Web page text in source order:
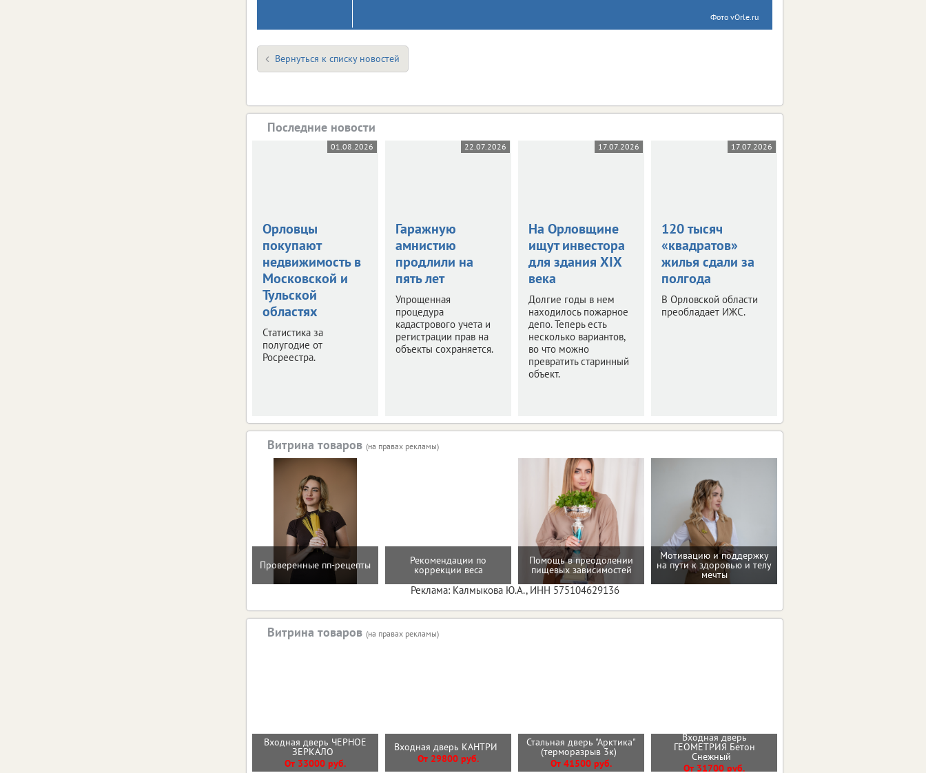
Фото vOrle.ru
Вернуться к списку новостей
Последние новости
01.08.2026
Орловцы
покупают
недвижимость в
Московской и
Тульской
областях
Статистика за
полугодие от
Росреестра.
22.07.2026
Гаражную
амнистию
продлили на
пять лет
Упрощенная
процедура
кадастрового учета и
регистрации прав на
объекты сохраняется.
17.07.2026
На Орловщине
ищут инвестора
для здания XIX
века
Долгие годы в нем
находилось пожарное
депо. Теперь есть
несколько вариантов,
во что можно
превратить старинный
объект.
17.07.2026
120 тысяч
«квадратов»
жилья сдали за
полгода
В Орловской области
преобладает ИЖС.
Витрина товаров (на правах рекламы)
Проверенные пп-рецепты Рекомендации по
коррекции веса
Помощь в преодолении
пищевых зависимостей
Мотивацию и поддержку
на пути к здоровью и телу
мечты
Реклама: Калмыкова Ю.А., ИНН 575104629136
Витрина товаров (на правах рекламы)
Входная дверь ЧЕРНОЕ
ЗЕРКАЛО
От 33000 руб.
Входная дверь КАНТРИ
От 29800 руб.
Стальная дверь "Арктика"
(терморазрыв 3к)
От 41500 руб.
Входная дверь
ГЕОМЕТРИЯ Бетон
Снежный
От 31700 руб.